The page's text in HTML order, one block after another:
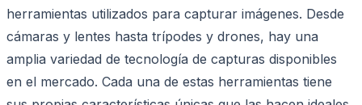
herramientas utilizados para capturar imágenes. Desde
cámaras y lentes hasta trípodes y drones, hay una
amplia variedad de tecnología de capturas disponibles
en el mercado. Cada una de estas herramientas tiene